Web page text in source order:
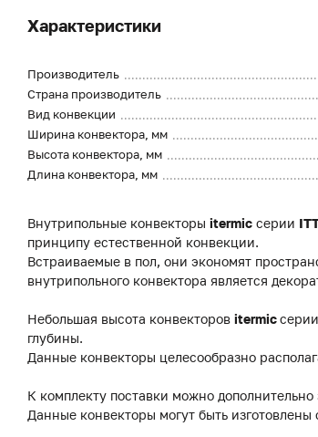
Характеристики
Производитель
Страна производитель
Вид конвекции
Ширина конвектора, мм
Высота конвектора, мм
Длина конвектора, мм
Внутрипольные конвекторы itermic серии
принципу естественной конвекции.
Встраиваемые в пол, они экономят
внутрипольного конвектора является
Небольшая высота конвекторов itermicсерии
глубины.
Данные конвекторы целесообразно
К комплекту поставки можно дополнительно
Данные конвекторы могут быть